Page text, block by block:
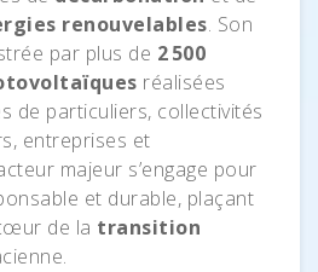
renouvelables. Son
par plus de 2 500
réalisées
de particuliers, collectivités
entreprises et
majeur s’engage pour
et durable, plaçant
de la transition